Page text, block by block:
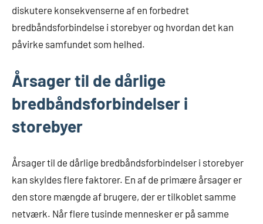
diskutere konsekvenserne af en forbedret
bredbåndsforbindelse i storebyer og hvordan det kan
påvirke samfundet som helhed.
Årsager til de dårlige
bredbåndsforbindelser i
storebyer
Årsager til de dårlige bredbåndsforbindelser i storebyer
kan skyldes flere faktorer. En af de primære årsager er
den store mængde af brugere, der er tilkoblet samme
netværk. Når flere tusinde mennesker er på samme